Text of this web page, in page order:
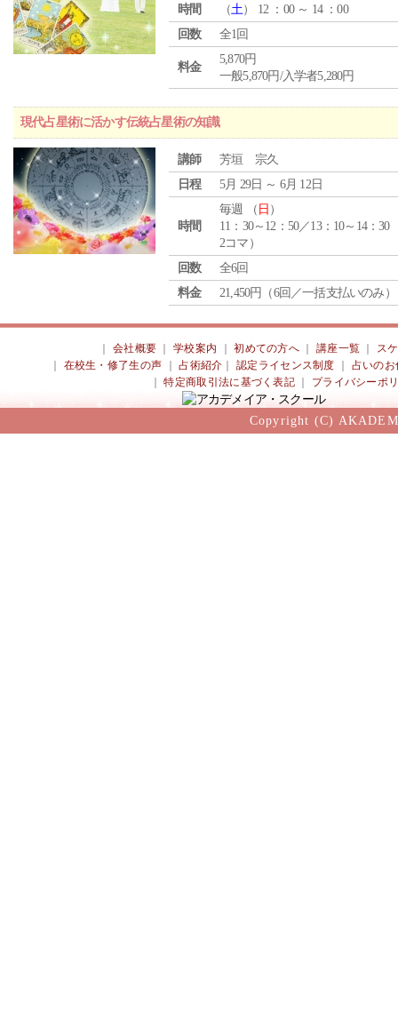
時間
（土） 12 ：00 ～ 14 ：00
回数
全1回
料金
5,870円
一般5,870円/入学者5,280円
現代占星術に活かす伝統占星術の知識
講師
芳垣 宗久
日程
5月 29日 ～ 6月 12日
時間
毎週 （ 日 ）
11：30～12：50／13：10～14：30
2コマ）
回数
全6回
料金
21,450円（6回／一括支払いのみ）
会社概要 ｜学校案内 ｜初めての方へ 講座一覧
ス
在校生・修了生の声 ｜占術紹介 ｜認定ライセンス制度
占いのお
｜特定商取引法に基づく表記 プライバシーポ
Copyright (C)